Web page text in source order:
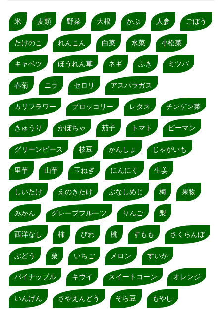
米 麦類 野菜 大根 かぶ 人参 ごぼう
たけのこ れんこん 白菜 水菜 小松菜
キャベツ ほうれん草 ネギ ふき ミツバ
春菊 ニラ セロリ アスパラガス
カリフラワー ブロッコリー レタス チンゲン菜
きゅうり かぼちゃ 茄子 トマト ピーマン
グリーンピース 枝豆 かんしょ じゃがいも
里芋 山芋 玉ねぎ にんにく 生姜
しいたけ えのきたけ ぶなしめじ 梅 果物
みかん グレープフルーツ りんご 梨
西洋なし 柿 びわ 桃 すもも さくらんぼ
ぶどう 栗 いちご メロン すいか
パイナップル キウイ スイートコーン オレンジ
いんげん さやえんどう そら豆 もやし